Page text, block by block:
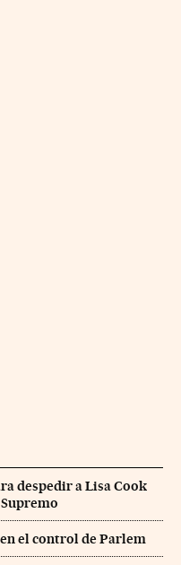
despedir a Lisa Cook
el control de Parlem